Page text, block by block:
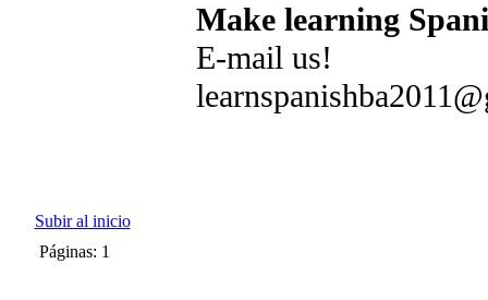
Make learning
E-mail us!
Subir al inicio
Páginas: 1